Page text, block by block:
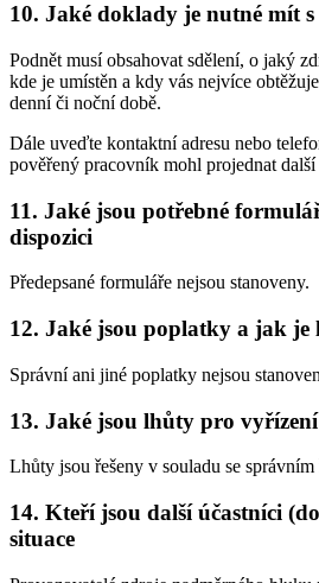
10. Jaké doklady je nutné mít s
Podnět musí obsahovat sdělení, o jaký
kde je umístěn a kdy vás nejvíce
denní či noční době.
Dále uveďte kontaktní adresu nebo
pověřený pracovník mohl projednat další
11. Jaké jsou potřebné
dispozici
Předepsané formuláře nejsou stanoveny.
12. Jaké jsou poplatky a jak je
Správní ani jiné poplatky nejsou
13. Jaké jsou lhůty pro vyřízení
Lhůty jsou řešeny v souladu se správním
14. Kteří jsou další účastníci
situace